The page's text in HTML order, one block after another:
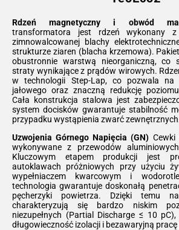
Rdzeń magnetyczny i obwód
transformatora jest rdzeń wykonany z
zimnowalcowanej blachy
strukturze ziaren (blacha krzemowa).
obustronnie warstwą nieorganiczną, co
straty wynikające z prądów wirowych.
w technologii Step-Lap, co pozwala na
jałowego oraz znaczną redukcję
Cała konstrukcja stalowa jest
system docisków gwarantuje stabilność
przypadku wystąpienia zwarć
Uzwojenia Górnego Napięcia (GN)
wykonywane z przewodów
Kluczowym etapem produkcji jest
autoklawach próżniowych przy użyciu
wypełniaczem kwarcowym i
technologia gwarantuje doskonałą
pęcherzyki powietrza. Dzięki temu
charakteryzują się bardzo niskim
niezupełnych (Partial Discharge ≤ 10
długowieczność izolacji i bezawaryjną pracę